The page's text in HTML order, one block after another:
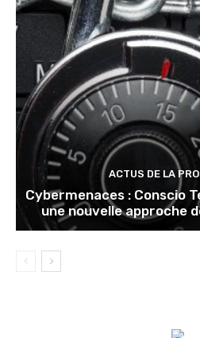
ACTUS DE LA
Cybermenaces : Conscio
une nouvelle approche